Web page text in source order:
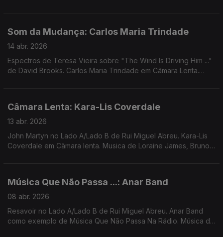
Som da Mudança: Carlos Maria Trindade
14 abr. 2026
Espectros de Teresa Vieira sobre "The Wind Is Driving Him ..."
de David Brooks. Carlos Maria Trindade em Câmara Lenta.
Câmara Lenta: Kara-Lis Coverdale
13 abr. 2026
John Martyn no Lado A/Lado B de Rui Miguel Abreu. Kara-Lis
Coverdale em Câmara lenta. Musica de Loraine James, Bruno
Música Que Não Passa ...: Anar Band
08 abr. 2026
Resavoir no Lado A/Lado B de Rui Miguel Abreu. Anar Band
como exemplo de Música Que Não Passa Na Rádio. Música de